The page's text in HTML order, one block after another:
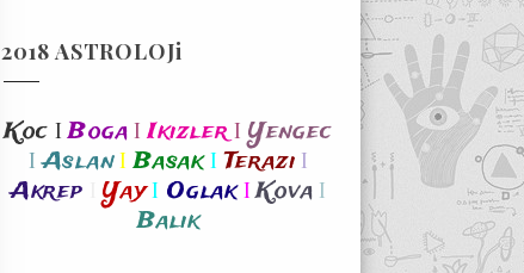
2018 ASTROLOJi
Koc I Boga I Ikizler I Yengec
I Aslan I Basak I Terazi I
Akrep Yay I Oglak I Kova I
Balik